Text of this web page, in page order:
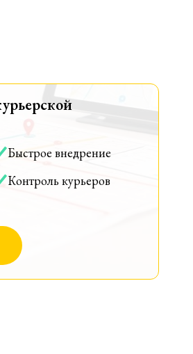
Быстрое внедрение
Контроль курьеров